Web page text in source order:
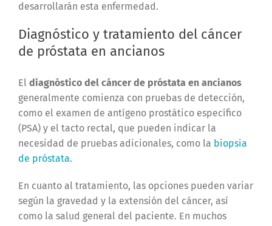
desarrollarán esta enfermedad.
Diagnóstico y tratamiento del cáncer
de próstata en ancianos
El diagnóstico del cáncer de próstata en ancianos
generalmente comienza con pruebas de detección,
como el examen de antígeno prostático específico
(PSA) y el tacto rectal, que pueden indicar la
necesidad de pruebas adicionales, como la biopsia
de próstata.
En cuanto al tratamiento, las opciones pueden variar
según la gravedad y la extensión del cáncer, así
como la salud general del paciente. En muchos